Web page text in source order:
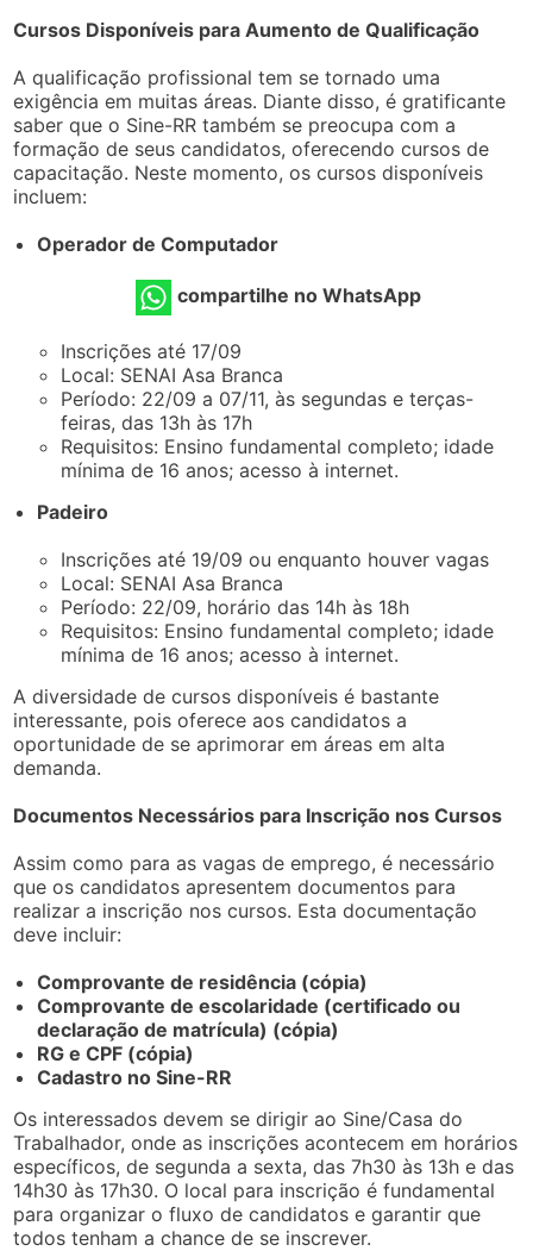
Cursos Disponíveis para Aumento de Qualificação
A qualificação profissional tem se tornado uma
exigência em muitas áreas. Diante disso, é gratificante
saber que o Sine-RR também se preocupa com a
formação de seus candidatos, oferecendo cursos de
capacitação. Neste momento, os cursos disponíveis
incluem:
Operador de Computador
compartilhe no WhatsApp
Inscrições até 17/09
Local: SENAI Asa Branca
Período: 22/09 a 07/11, às segundas e terças-
feiras, das 13h às 17h
Requisitos: Ensino fundamental completo; idade
mínima de 16 anos; acesso à internet.
Padeiro
Inscrições até 19/09 ou enquanto houver vagas
Local: SENAI Asa Branca
Período: 22/09, horário das 14h às 18h
Requisitos: Ensino fundamental completo; idade
mínima de 16 anos; acesso à internet.
A diversidade de cursos disponíveis é bastante
interessante, pois oferece aos candidatos a
oportunidade de se aprimorar em áreas em alta
demanda.
Documentos Necessários para Inscrição nos Cursos
Assim como para as vagas de emprego, é necessário
que os candidatos apresentem documentos para
realizar a inscrição nos cursos. Esta documentação
deve incluir:
Comprovante de residência (cópia)
Comprovante de escolaridade (certificado ou
declaração de matrícula) (cópia)
RG e CPF (cópia)
Cadastro no Sine-RR
Os interessados devem se dirigir ao Sine/Casa do
Trabalhador, onde as inscrições acontecem em horários
específicos, de segunda a sexta, das 7h30 às 13h e das
14h30 às 17h30. O local para inscrição é fundamental
para organizar o fluxo de candidatos e garantir que
todos tenham a chance de se inscrever.